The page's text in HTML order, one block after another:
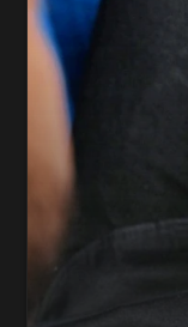
Assessor